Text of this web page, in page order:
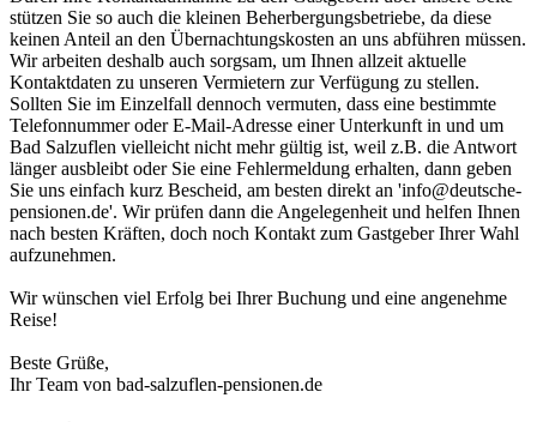
stützen Sie so auch die kleinen Beherbergungsbetriebe, da diese
keinen Anteil an den Übernachtungskosten an uns abführen müssen.
Wir arbeiten deshalb auch sorgsam, um Ihnen allzeit aktuelle
Kontaktdaten zu unseren Vermietern zur Verfügung zu stellen.
Sollten Sie im Einzelfall dennoch vermuten, dass eine bestimmte
Telefonnummer oder E-Mail-Adresse einer Unterkunft in und um
Bad Salzuflen vielleicht nicht mehr gültig ist, weil z.B. die Antwort
länger ausbleibt oder Sie eine Fehlermeldung erhalten, dann geben
Sie uns einfach kurz Bescheid, am besten direkt an 'info@deutsche-
pensionen.de'. Wir prüfen dann die Angelegenheit und helfen Ihnen
nach besten Kräften, doch noch Kontakt zum Gastgeber Ihrer Wahl
aufzunehmen.
Wir wünschen viel Erfolg bei Ihrer Buchung und eine angenehme
Reise!
Beste Grüße,
Ihr Team von bad-salzuflen-pensionen.de